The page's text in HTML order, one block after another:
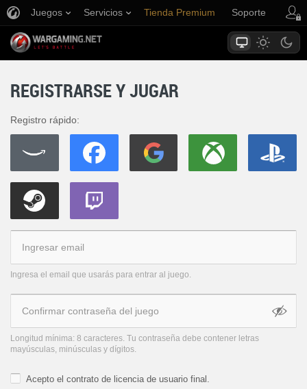
Juegos Servicios Tienda Premium Soporte
REGISTRARSE Y JUGAR
Registro rápido:
Ingresa el email que usarás para entrar al juego.
Longitud mínima: 8 caracteres. Tu contraseña debe contener letras
mayúsculas, minúsculas y dígitos.
Acepto el contrato de licencia de usuario final .